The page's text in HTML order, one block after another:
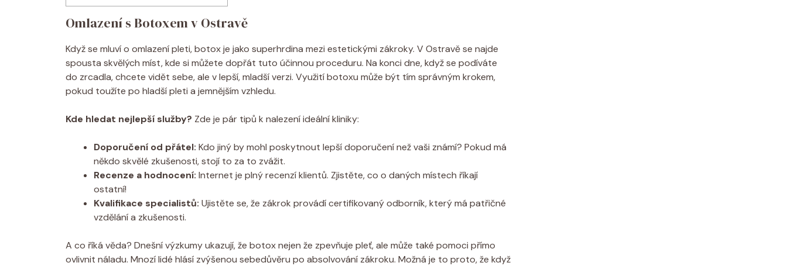
Omlazení s Botoxem v Ostravě
Když se mluví o omlazení pleti, botox je jako superhrdina mezi estetickými zákroky. V Ostravě se najde
spousta skvělých míst, kde si můžete dopřát tuto účinnou proceduru. Na konci dne, když se podíváte
do zrcadla, chcete vidět sebe, ale v lepší, mladší verzi. Využití botoxu může být tím správným krokem,
pokud toužíte po hladší pleti a jemnějším vzhledu.
Kde hledat nejlepší služby? Zde je pár tipů k nalezení ideální kliniky:
Doporučení od přátel: Kdo jiný by mohl poskytnout lepší doporučení než vaši známí? Pokud má
někdo skvělé zkušenosti, stojí to za to zvážit.
Recenze a hodnocení: Internet je plný recenzí klientů. Zjistěte, co o daných místech říkají
ostatní!
Kvalifikace specialistů: Ujistěte se, že zákrok provádí certifikovaný odborník, který má patřičné
vzdělání a zkušenosti.
A co říká věda? Dnešní výzkumy ukazují, že botox nejen že zpevňuje pleť, ale může také pomoci přímo
ovlivnit náladu. Mnozí lidé hlásí zvýšenou sebedůvěru po absolvování zákroku. Možná je to proto, že když